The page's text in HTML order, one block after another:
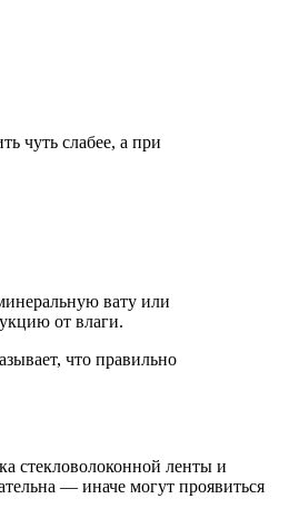
чуть слабее, а при
вату или
от влаги.
что правильно
стекловолоконной ленты и
— иначе могут проявиться